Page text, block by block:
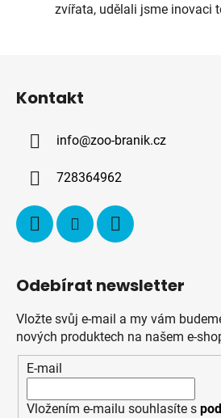
zvířata, udělali jsme inovaci
Kontakt
info@zoo-branik.cz
728364962
Odebírat newsletter
Vložte svůj e-mail a my vám
nových produktech na našem e-
E-mail
Vložením e-mailu souhlasíte s